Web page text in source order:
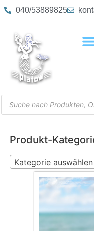
040/53889825
Produkt-
Kategorie auswählen